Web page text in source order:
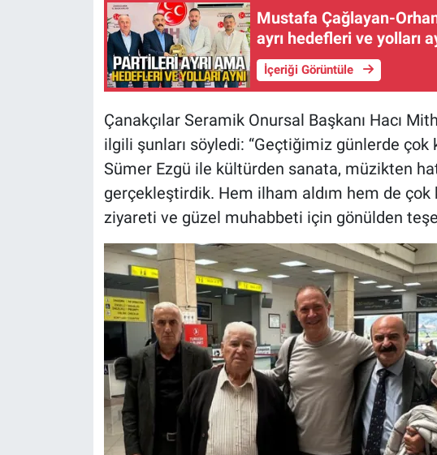
Mustafa Çağlayan-
ayrı hedefleri ve yolları
İçeriği Görüntüle
Çanakçılar Seramik Onursal Başkanı Hacı
ilgili şunları söyledi: “Geçtiğimiz günlerde çok
Sümer Ezgü ile kültürden sanata, müzikten
gerçekleştirdik. Hem ilham aldım hem de
ziyareti ve güzel muhabbeti için gönülden